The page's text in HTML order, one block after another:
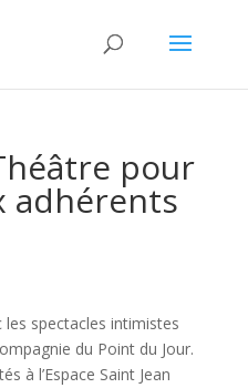
pour
adhérents
spectacles intimistes
du Point du Jour.
à l’Espace Saint Jean